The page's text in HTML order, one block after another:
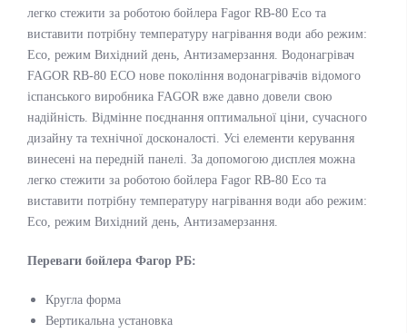
легко стежити за роботою бойлера Fagor RВ-80 Eco та
виставити потрібну температуру нагрівання води або режим:
Eco, режим Вихідний день, Антизамерзання. Водонагрівач
FAGOR RВ-80 ECO нове покоління водонагрівачів відомого
іспанського виробника FAGOR вже давно довели свою
надійність. Відмінне поєднання оптимальної ціни, сучасного
дизайну та технічної досконалості. Усі елементи керування
винесені на передній панелі. За допомогою дисплея можна
легко стежити за роботою бойлера Fagor RВ-80 Eco та
виставити потрібну температуру нагрівання води або режим:
Eco, режим Вихідний день, Антизамерзання.
Переваги бойлера Фагор РБ:
Кругла форма
Вертикальна установка